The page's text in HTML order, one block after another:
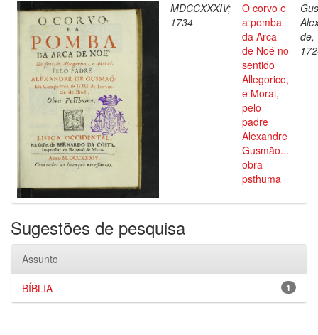
MDCCXXXIV;
1734
O corvo e
a pomba
da Arca
de Noé no
sentido
Allegorico,
e Moral,
pelo
padre
Alexandre
Gusmão...
obra
psthuma
de,
Sugestões de pesquisa
Assunto
1
BÍBLIA